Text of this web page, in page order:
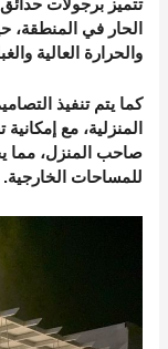
تتميز برجولات
الحار في المنطقة،
والحرارة العالية
كما يتم تنفيذ
المنزلية، مع
صاحب المنزل، مما
للمساحات الخارجية.